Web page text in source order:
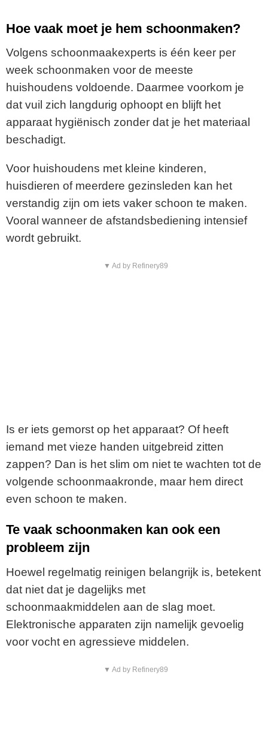
Hoe vaak moet je hem schoonmaken?
Volgens schoonmaakexperts is één keer per
week schoonmaken voor de meeste
huishoudens voldoende. Daarmee voorkom je
dat vuil zich langdurig ophoopt en blijft het
apparaat hygiënisch zonder dat je het materiaal
beschadigt.
Voor huishoudens met kleine kinderen,
huisdieren of meerdere gezinsleden kan het
verstandig zijn om iets vaker schoon te maken.
Vooral wanneer de afstandsbediening intensief
wordt gebruikt.
▼ Ad by Refinery89
Is er iets gemorst op het apparaat? Of heeft
iemand met vieze handen uitgebreid zitten
zappen? Dan is het slim om niet te wachten tot de
volgende schoonmaakronde, maar hem direct
even schoon te maken.
Te vaak schoonmaken kan ook een
probleem zijn
Hoewel regelmatig reinigen belangrijk is, betekent
dat niet dat je dagelijks met
schoonmaakmiddelen aan de slag moet.
Elektronische apparaten zijn namelijk gevoelig
voor vocht en agressieve middelen.
▼ Ad by Refinery89